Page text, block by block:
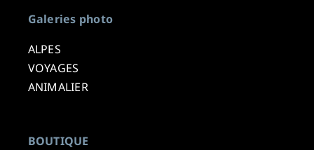
Galeries photo
ALPES
VOYAGES
ANIMALIER
BOUTIQUE